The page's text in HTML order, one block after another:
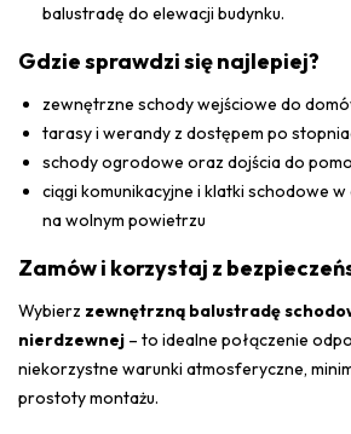
balustradę do elewacji budynku.
Gdzie sprawdzi się najlepiej?
zewnętrzne schody wejściowe do
tarasy i werandy z dostępem po
schody ogrodowe oraz dojścia do
ciągi komunikacyjne i klatki schodowe
na wolnym powietrzu
Zamów i korzystaj z
Wybierz zewnętrzną balustradę
nierdzewnej – to idealne połączenie
niekorzystne warunki atmosferyczne,
prostoty montażu.